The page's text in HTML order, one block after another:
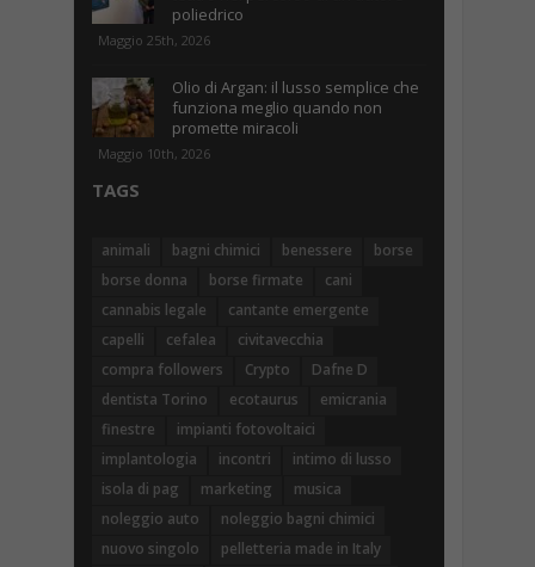
poliedrico
Maggio 25th, 2026
Olio di Argan: il lusso semplice che
funziona meglio quando non
promette miracoli
Maggio 10th, 2026
TAGS
animali bagni chimici benessere
borse
borse donna
borse firmate
cani
cannabis legale
cantante emergente
capelli
cefalea
civitavecchia
compra followers
Crypto
Dafne D
dentista Torino
ecotaurus
emicrania
finestre
impianti fotovoltaici
implantologia
incontri
intimo di lusso
isola di pag
marketing
musica
noleggio auto
noleggio bagni chimici
nuovo singolo
pelletteria made in Italy